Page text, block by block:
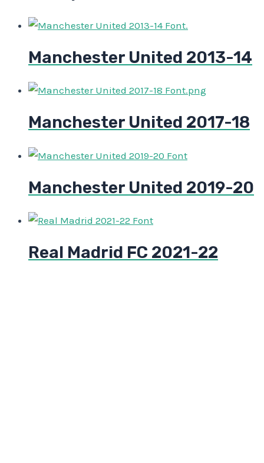
Manchester United 2013-14
Manchester United 2017-18
Manchester United 2019-20
Real Madrid FC 2021-22